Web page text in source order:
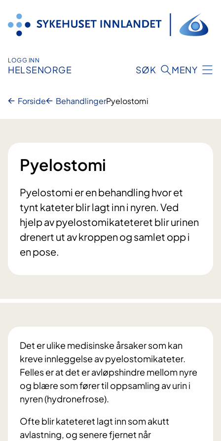
innhold
LOGG INN
HELSENORGE SØK MENY
Forside BehandlingerPyelostomi
Pyelostomi
Pyelostomi er en behandling hvor et
tynt kateter blir lagt inn i nyren. Ved
hjelp av pyelostomikateteret blir urinen
drenert ut av kroppen og samlet opp i
en pose.
Det er ulike medisinske årsaker som kan
kreve innleggelse av pyelostomikateter.
Felles er at det er avløpshindre mellom nyre
og blære som fører til oppsamling av urin i
nyren (hydronefrose).
Ofte blir kateteret lagt inn som akutt
avlastning, og senere fjernet når